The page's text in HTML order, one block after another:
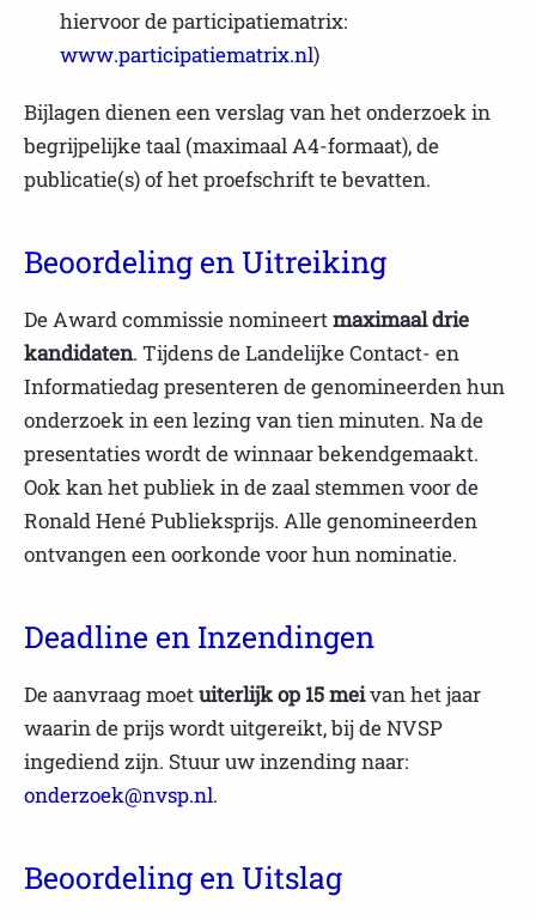
hiervoor de participatiematrix:
www.participatiematrix.nl)
Bijlagen dienen een verslag van het onderzoek in
begrijpelijke taal (maximaal A4-formaat), de
publicatie(s) of het proefschrift te bevatten.
Beoordeling en Uitreiking
De Award commissie nomineertmaximaal drie
kandidaten. Tijdens de Landelijke Contact- en
Informatiedag presenteren de genomineerden hun
onderzoek in een lezing van tien minuten. Na de
presentaties wordt de winnaar bekendgemaakt.
Ook kan het publiek in de zaal stemmen voor de
Ronald Hené Publieksprijs. Alle genomineerden
ontvangen een oorkonde voor hun nominatie.
Deadline en Inzendingen
De aanvraag moetuiterlijk op 15 meivan het jaar
waarin de prijs wordt uitgereikt, bij de NVSP
ingediend zijn. Stuur uw inzending naar:
onderzoek@nvsp.nl.
Beoordeling en Uitslag